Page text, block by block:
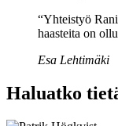
“Yhteistyö
haasteita on
Esa Lehtimäki
Haluatko